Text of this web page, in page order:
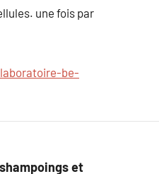
une fois par
be-
et